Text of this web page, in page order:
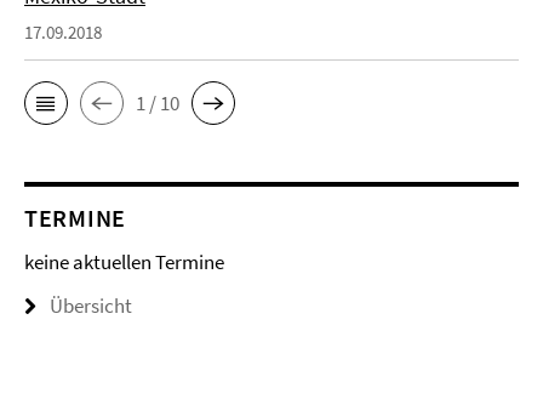
17.09.2018
1 / 10
TERMINE
keine aktuellen Termine
Übersicht